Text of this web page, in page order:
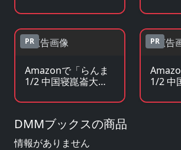
篇!!」のBlu-ray・
DVDを見る
篇!!」
を見る
PR
Amazonで「らんま
1/2 中国寝崑崙大決
篇!!」の原作小説・ラ
ノベを見る
PR
1/2 中
篇!!」
DMMブックスの商品
情報がありません